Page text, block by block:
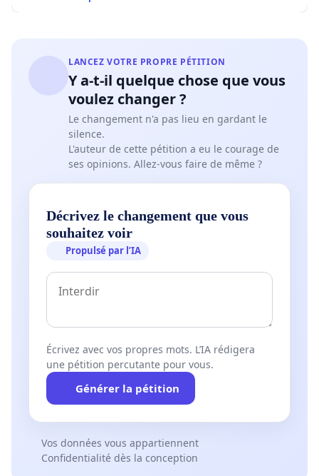
LANCEZ VOTRE PROPRE PÉTITION
Y a-t-il quelque chose que vous
voulez changer ?
Le changement n'a pas lieu en gardant le
silence.
L'auteur de cette pétition a eu le courage de
ses opinions. Allez-vous faire de même ?
Décrivez le changement que vous
souhaitez voir
Propulsé par l’IA
Écrivez avec vos propres mots. L’IA rédigera
une pétition percutante pour vous.
Générer la pétition
Vos données vous appartiennent
Confidentialité dès la conception